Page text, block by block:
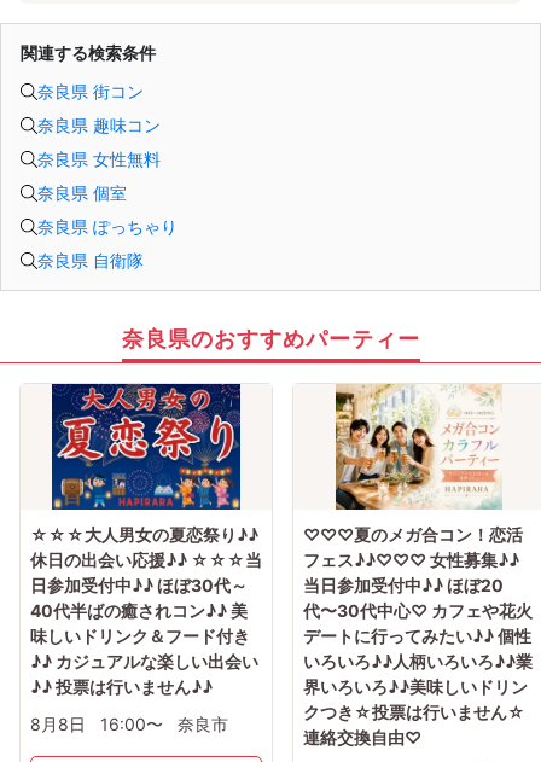
関連する検索条件
奈良県 街コン
奈良県 趣味コン
奈良県 女性無料
奈良県 個室
奈良県 ぽっちゃり
奈良県 自衛隊
奈良県のおすすめパーティー
☆☆☆大人男女の夏恋祭り♪♪
休日の出会い応援♪♪ ☆☆☆当
日参加受付中♪♪ ほぼ30代～
40代半ばの癒されコン♪♪ 美
味しいドリンク＆フード付き
♪♪ カジュアルな楽しい出会い
♪♪ 投票は行いません♪♪
8月8日
16:00〜 奈良市
♡♡♡夏のメガ合コン！恋活
フェス♪♪♡♡♡ 女性募集♪♪
当日参加受付中♪♪ ほぼ20
代〜30代中心♡ カフェや花火
デートに行ってみたい♪♪ 個性
いろいろ♪♪人柄いろいろ♪♪業
界いろいろ♪♪美味しいドリン
クつき☆投票は行いません☆
連絡交換自由♡